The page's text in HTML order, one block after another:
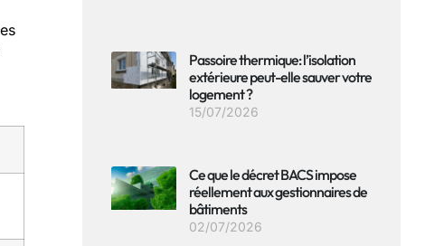
Passoire thermique: l’isolation
extérieure peut-elle sauver votre
logement ?
15/07/2026
Ce que le décret BACS impose
réellement aux gestionnaires de
bâtiments
02/07/2026